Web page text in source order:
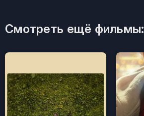
Смотреть ещё фильмы: